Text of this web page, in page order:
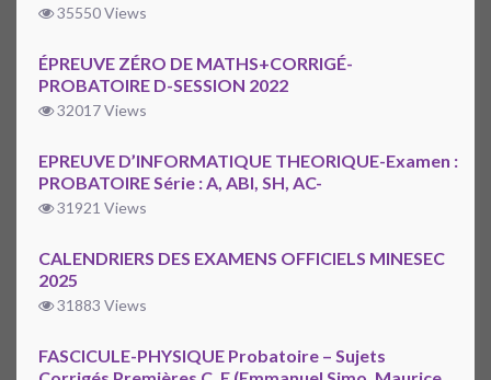
35550 Views
ÉPREUVE ZÉRO DE MATHS+CORRIGÉ-
PROBATOIRE D-SESSION 2022
32017 Views
EPREUVE D’INFORMATIQUE THEORIQUE-Examen :
PROBATOIRE Série : A, ABI, SH, AC-
31921 Views
CALENDRIERS DES EXAMENS OFFICIELS MINESEC
2025
31883 Views
FASCICULE-PHYSIQUE Probatoire – Sujets